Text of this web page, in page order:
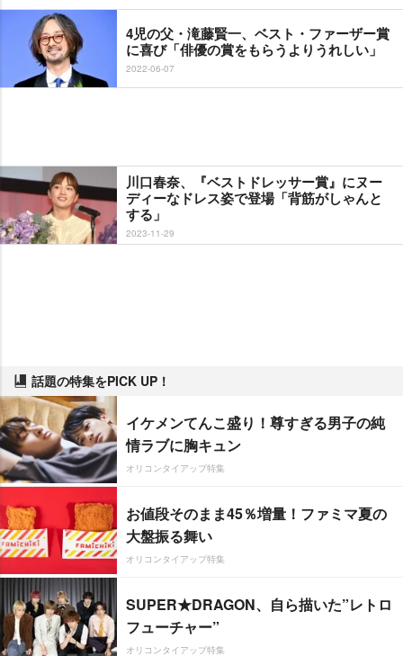
4児の父・滝藤賢一、ベスト・ファーザー賞
に喜び「俳優の賞をもらうよりうれしい」
2022-06-07
川口春奈、『ベストドレッサー賞』にヌー
ディーなドレス姿で登場「背筋がしゃんと
する」
2023-11-29
話題の特集をPICK UP！
イケメンてんこ盛り！尊すぎる男子の純
情ラブに胸キュン
オリコンタイアップ特集
お値段そのまま45％増量！ファミマ夏の
大盤振る舞い
オリコンタイアップ特集
SUPER★DRAGON、自ら描いた”レトロ
フューチャー”
オリコンタイアップ特集